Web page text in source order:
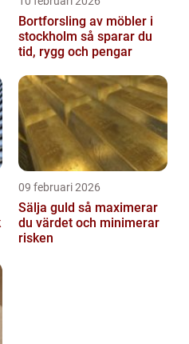
Bortforsling av möbler i
stockholm så sparar du
tid, rygg och pengar
09 februari 2026
Sälja guld så maximerar
du värdet och minimerar
risken